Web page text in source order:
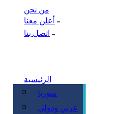
من نحن
أعلن معنا
اتصل بنا
الرئيسية
سوريا
عربي ودولي